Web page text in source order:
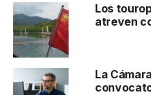
petición de
eliminar los
La reclamación, afirma
el dictamen emitido por la
hacía patente la
competencia y movilidad
atlánticas.
Los
atreven
La